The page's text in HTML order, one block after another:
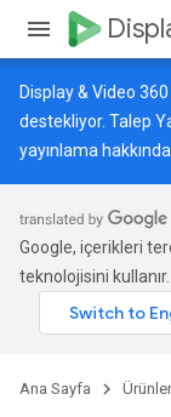
Display & Video
destekliyor. Talep
yayınlama
Google, içerikleri
teknolojisini
Ana Sayfa Ürünler